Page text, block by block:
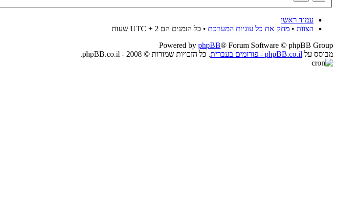
עמוד ראשי
הצוות • מחק את כל עוגיות המערכת • כל הזמנים הם UTC + 2 שעות
Powered by phpBB® Forum Software © phpBB Group
מבוסס על phpBB.co.il - פורומים בעברית . כל הזכויות שמורות © 2008 - phpBB.co.il.